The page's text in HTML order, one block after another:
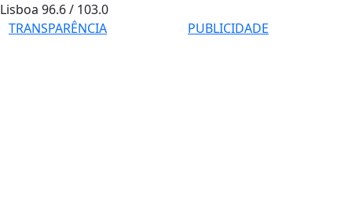
Lisboa96.6 / 103.0
TRANSPARÊNCIA
PUBLICIDADE